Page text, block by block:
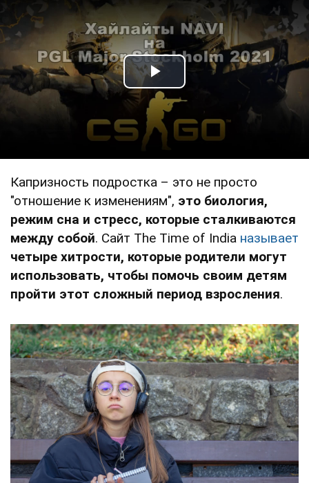
Play Video
Капризность подростка – это не просто
"отношение к изменениям", это биология,
режим сна и стресс, которые сталкиваются
между собой. Сайт The Time of India называет
четыре хитрости, которые родители могут
использовать, чтобы помочь своим детям
пройти этот сложный период взросления.